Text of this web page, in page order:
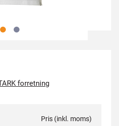
forretning
Pris (inkl. moms)